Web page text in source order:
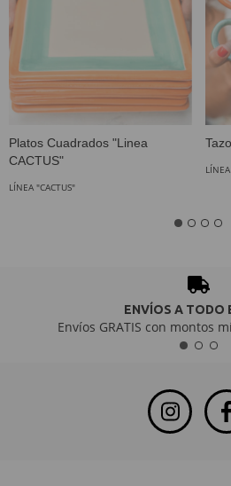
Platos Cuadrados "Linea
CACTUS"
LÍNEA "CACTUS"
ENVÍOS A TODO
Envíos GRATIS con montos